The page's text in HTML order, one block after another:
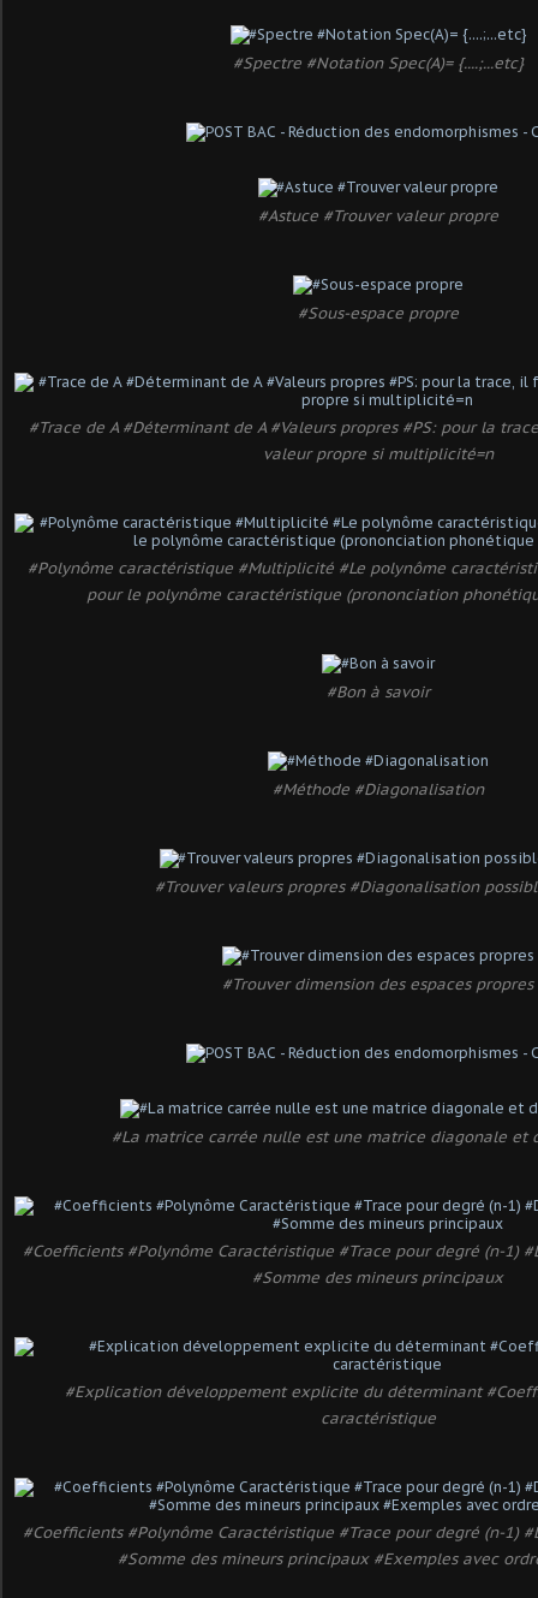
#Spectre #Notation Spec(A)= {....;...etc}
#Astuce #Trouver valeur propre
#Sous-espace propre
#Trace de A #Déterminant de A #Valeurs propres #PS: pour la
valeur propre si multiplicité=n
#Polynôme caractéristique #Multiplicité #Le polynôme
pour le polynôme caractéristique (prononciation
#Bon à savoir
#Méthode #Diagonalisation
#Trouver valeurs propres #Diagonalisation
#Trouver dimension des espaces propres
#La matrice carrée nulle est une matrice diagonale et
#Coefficients #Polynôme Caractéristique #Trace pour degré (n-1)
#Somme des mineurs principaux
#Explication développement explicite du déterminant
caractéristique
#Coefficients #Polynôme Caractéristique #Trace pour degré (n-1)
#Somme des mineurs principaux #Exemples avec